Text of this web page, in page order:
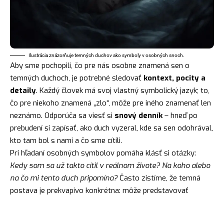
Ilustrácia znázorňuje temných duchov ako symboly v osobných snoch.
Aby sme pochopili, čo pre nás osobne znamená sen o
temných duchoch, je potrebné sledovať kontext, pocity a
detaily. Každý človek má svoj vlastný symbolický jazyk; to,
čo pre niekoho znamená „zlo“, môže pre iného znamenať len
neznámo. Odporúča sa viesť si snový denník– hneď po
prebudení si zapísať, ako duch vyzeral, kde sa sen odohrával,
kto tam bol s nami a čo sme cítili.
Pri hľadaní osobných symbolov pomáha klásť si otázky:
Kedy som sa už takto cítil v reálnom živote? Na koho alebo
na čo mi tento duch pripomína?Často zistíme, že temná
postava je prekvapivo konkrétna: môže predstavovať